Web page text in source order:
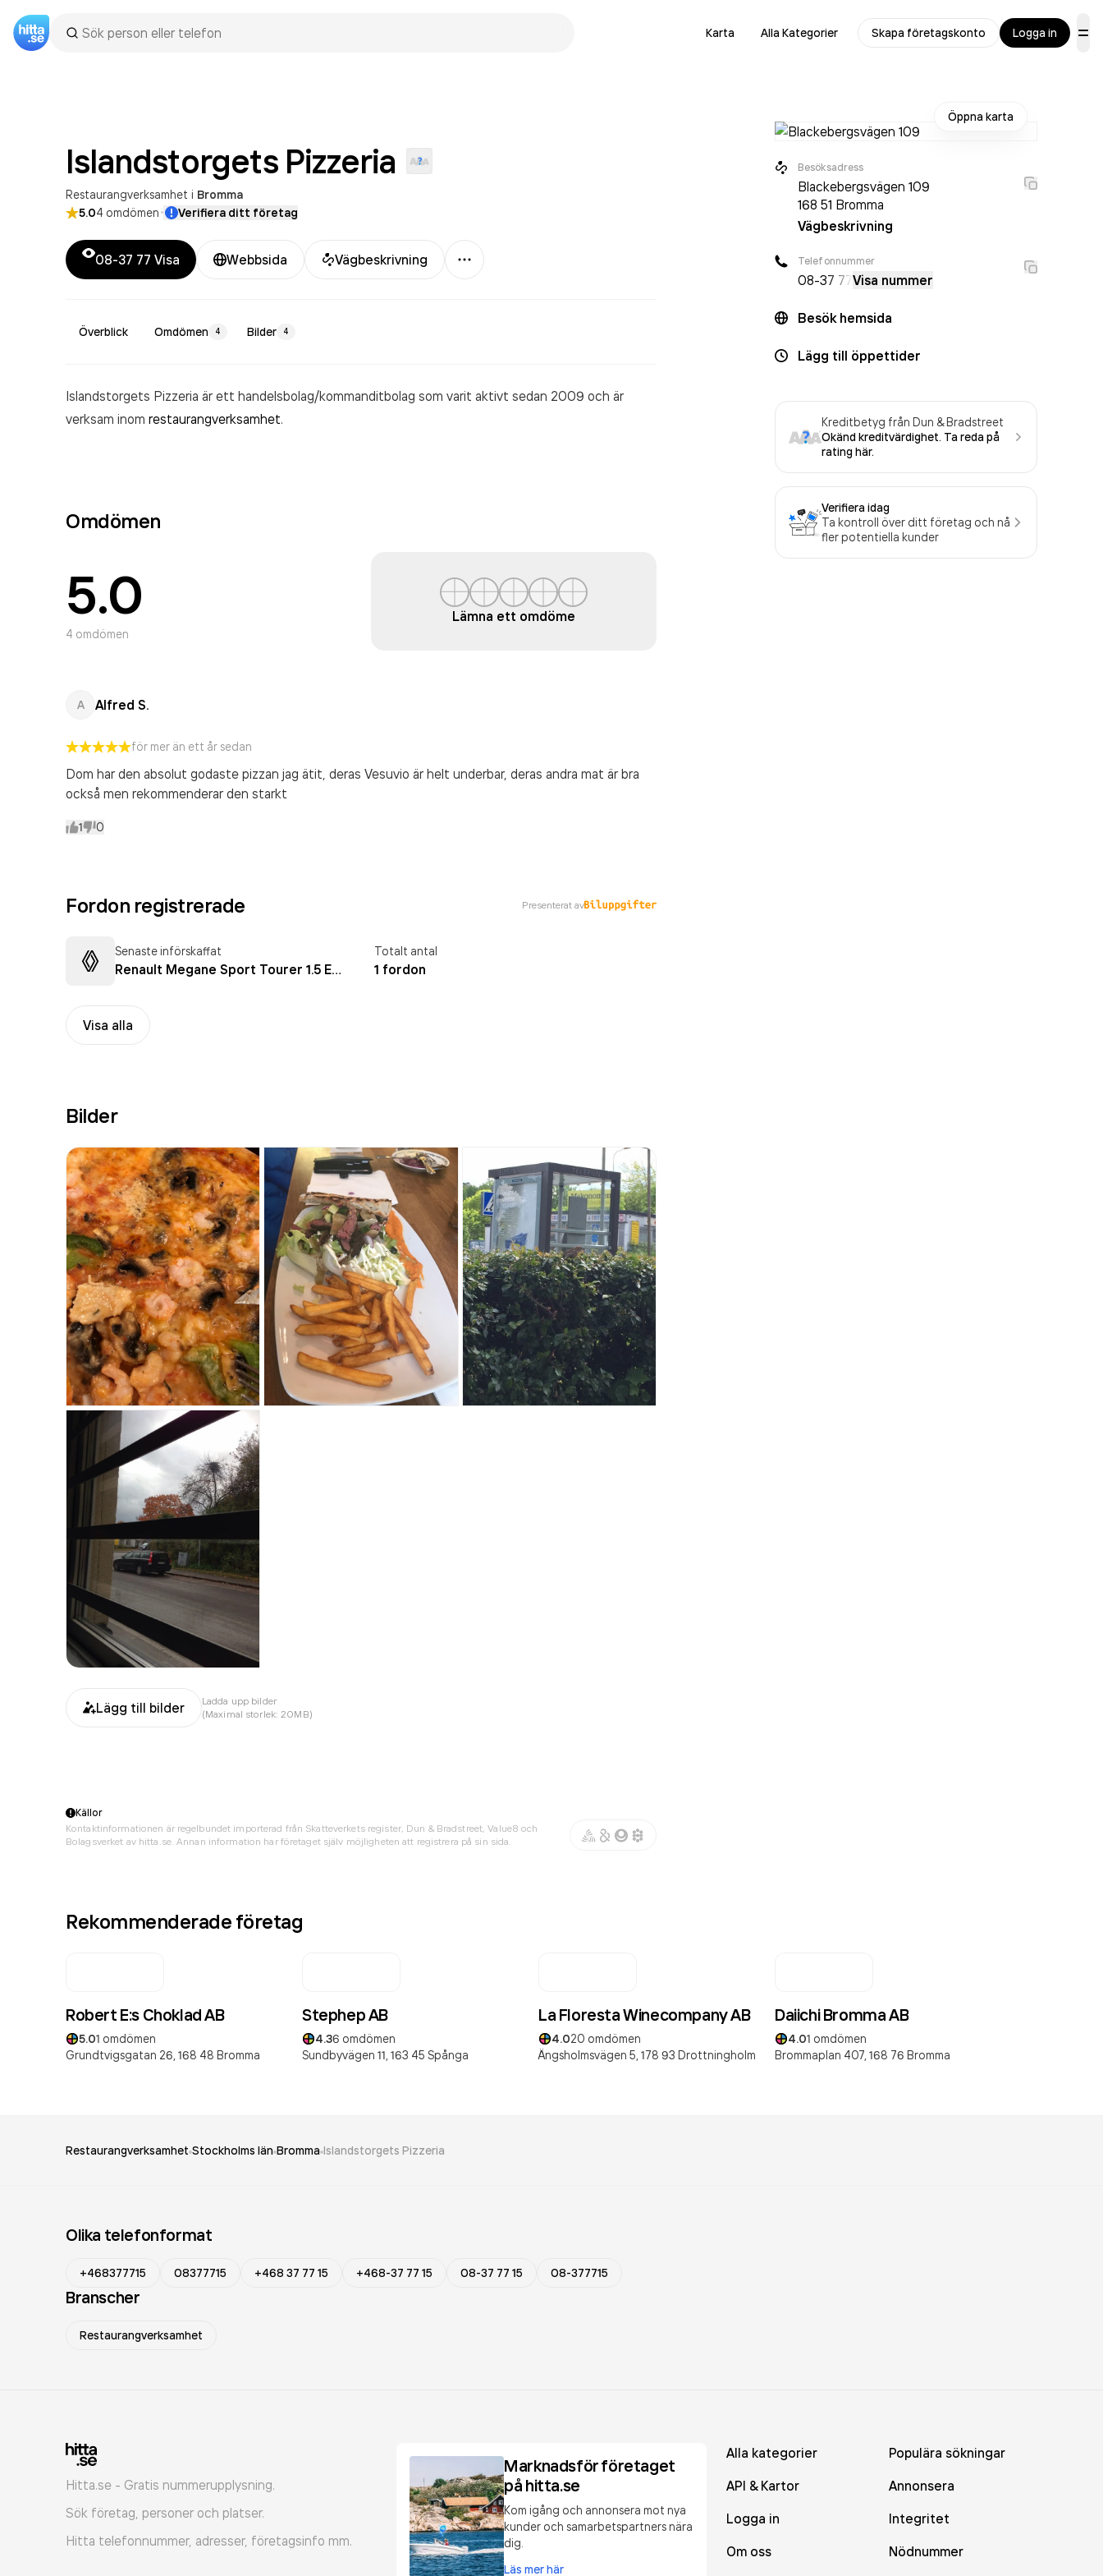
Karta Alla Kategorier Skapa företagskonto Logga in
Islandstorgets Pizzeria
Restaurangverksamhet i Bromma
5.04 omdömen· Verifiera ditt företag
08-37 77 Visa Webbsida Vägbeskrivning
Mer
Överblick Omdömen 4 Bilder 4
Islandstorgets Pizzeria är ett handelsbolag/kommanditbolag som varit aktivt sedan 2009 och är
verksam inom restaurangverksamhet.
Omdömen
5.0
4 omdömen
Lämna ett omdöme
A Alfred S.
för mer än ett år sedan
Dom har den absolut godaste pizzan jag ätit, deras Vesuvio är helt underbar, deras andra mat är bra
också men rekommenderar den starkt
1 0
Fordon registrerade Presenterat av
Senaste införskaffat
Renault Megane Sport Tourer 1.5 Energy dCi
Totalt antal
1 fordon
Visa alla
Bilder
Lägg till bilder
Ladda upp bilder
(Maximal storlek: 20MB)
Öppna karta
Besöksadress
Blackebergsvägen 109
168 51 Bromma
Vägbeskrivning
Telefonnummer
08-37 77Visa nummer
Besök hemsida
Lägg till öppettider
Kreditbetyg från Dun & Bradstreet
Okänd kreditvärdighet. Ta reda på
rating här.
Verifiera idag
Ta kontroll över ditt företag och nå
fler potentiella kunder
Källor
Kontaktinformationen är regelbundet importerad från Skatteverkets register, Dun & Bradstreet, Value8 och
Bolagsverket av hitta.se. Annan information har företaget själv möjligheten att registrera på sin sida.
Rekommenderade företag
Robert E:s Choklad AB
5.01 omdömen
Grundtvigsgatan 26, 168 48 Bromma
Stephep AB
4.36 omdömen
Sundbyvägen 11, 163 45 Spånga
La Floresta Winecompany AB
4.020 omdömen
Ängsholmsvägen 5, 178 93 Drottningholm
Daiichi Bromma AB
4.01 omdömen
Brommaplan 407, 168 76 Bromma
Restaurangverksamhet Stockholms län Bromma Islandstorgets Pizzeria
Olika telefonformat
+468377715 08377715 +468 37 77 15 +468-37 77 15 08-37 77 15 08-377715
Branscher
Restaurangverksamhet
Hitta.se - Gratis nummerupplysning.
Sök företag, personer och platser.
Hitta telefonnummer, adresser, företagsinfo mm.
Marknadsför företaget
på hitta.se
Kom igång och annonsera mot nya
kunder och samarbetspartners nära
dig.
Läs mer här
Alla kategorier
Populära sökningar
API & Kartor
Annonsera
Logga in
Integritet
Om oss
Nödnummer